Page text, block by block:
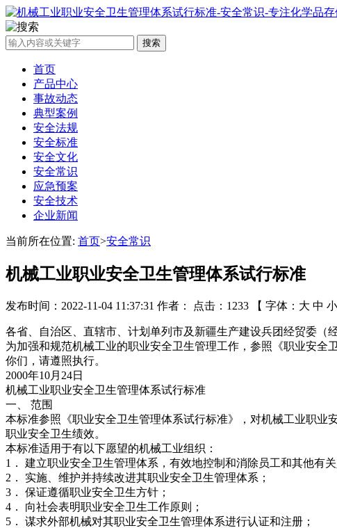
搜索
首页
产品中心
事故动态
典型案例
安全法规
安全标准
安全文化
安全常识
应急预案
安全技术
企业新闻
当前所在位置: 首页>安全常识
机械工业职业安全卫生管理体系试行标准
发布时间：2022-11-04 11:37:31 作者： 点击：1233 【 字体： 大 中 小
各省、自治区、直辖市、计划单列市及新疆生产建设兵团经贸委（
为加强和规范机械工业的职业安全卫生管理工作，参照《职业安
你们，请遵照执行。
2000年10月24日
机械工业职业安全卫生管理体系试行标准
一、 范围
本标准参照《职业安全卫生管理体系试行标准》，对机械工业职
职业安全卫生绩效。
本标准适用于有以下愿望的机械工业组织：
1． 建立职业安全卫生管理体系，有效地控制和消除员工和其他有
2． 实施、维护并持续改进其职业安全卫生管理体系；
3． 保证遵循职业安全卫生方针；
4． 向社会表明职业安全卫生工作原则；
5． 谋求外部机械对其职业安全卫生管理体系进行认证和注册；